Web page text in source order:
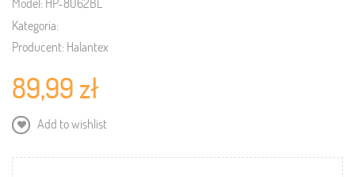
Kategoria:
Producent: Halantex
89,99 zł
Add to wishlist